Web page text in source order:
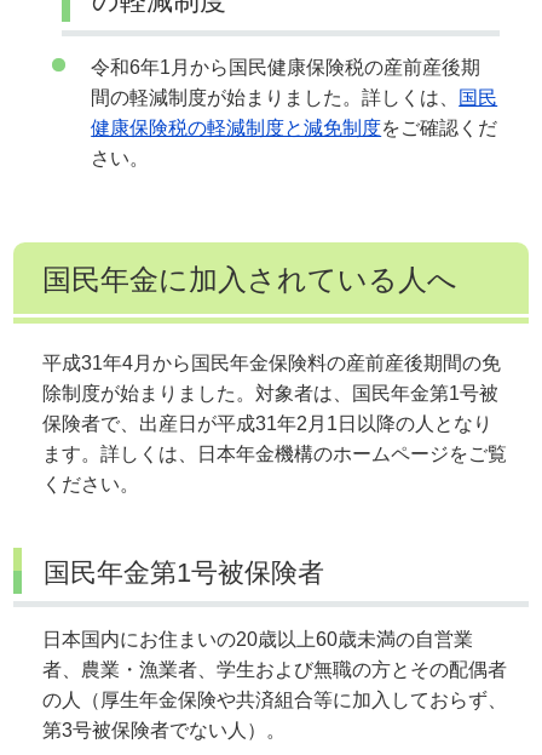
令和6年1月から国民健康保険税の産前産後期
間の軽減制度が始まりました。詳しくは、
国民
健康保険税の軽減制度と減免制度をご確認くだ
さい。
国民年金に加入されている人へ
平成31年4月から国民年金保険料の産前産後期間の免
除制度が始まりました。対象者は、国民年金第1号被
保険者で、出産日が平成31年2月1日以降の人となり
ます。詳しくは、日本年金機構のホームページをご覧
ください。
国民年金第1号被保険者
日本国内にお住まいの20歳以上60歳未満の自営業
者、農業・漁業者、学生および無職の方とその配偶者
の人（厚生年金保険や共済組合等に加入しておらず、
第3号被保険者でない人）。